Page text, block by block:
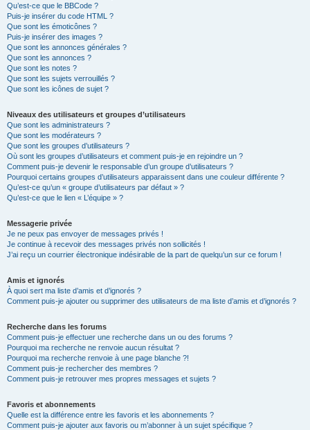
Qu’est-ce que le BBCode ?
Puis-je insérer du code HTML ?
Que sont les émoticônes ?
Puis-je insérer des images ?
Que sont les annonces générales ?
Que sont les annonces ?
Que sont les notes ?
Que sont les sujets verrouillés ?
Que sont les icônes de sujet ?
Niveaux des utilisateurs et groupes d’utilisateurs
Que sont les administrateurs ?
Que sont les modérateurs ?
Que sont les groupes d’utilisateurs ?
Où sont les groupes d’utilisateurs et comment puis-je en rejoindre un ?
Comment puis-je devenir le responsable d’un groupe d’utilisateurs ?
Pourquoi certains groupes d’utilisateurs apparaissent dans une couleur différente ?
Qu’est-ce qu’un « groupe d’utilisateurs par défaut » ?
Qu’est-ce que le lien « L’équipe » ?
Messagerie privée
Je ne peux pas envoyer de messages privés !
Je continue à recevoir des messages privés non sollicités !
J’ai reçu un courrier électronique indésirable de la part de quelqu’un sur ce forum !
Amis et ignorés
À quoi sert ma liste d’amis et d’ignorés ?
Comment puis-je ajouter ou supprimer des utilisateurs de ma liste d’amis et d’ignorés ?
Recherche dans les forums
Comment puis-je effectuer une recherche dans un ou des forums ?
Pourquoi ma recherche ne renvoie aucun résultat ?
Pourquoi ma recherche renvoie à une page blanche ?!
Comment puis-je rechercher des membres ?
Comment puis-je retrouver mes propres messages et sujets ?
Favoris et abonnements
Quelle est la différence entre les favoris et les abonnements ?
Comment puis-je ajouter aux favoris ou m’abonner à un sujet spécifique ?